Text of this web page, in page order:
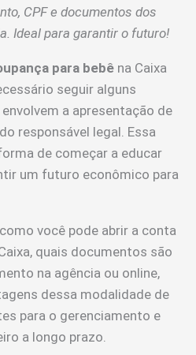
CPF e documentos dos
Ideal para garantir o futuro!
para bebê na Caixa
seguir alguns
a apresentação de
responsável legal. Essa
de começar a educar
um futuro econômico para
você pode abrir a conta
quais documentos são
na agência ou online,
dessa modalidade de
para o gerenciamento e
a longo prazo.